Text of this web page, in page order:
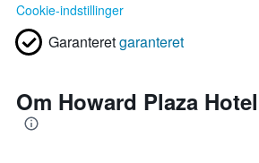
Cookie-indstillinger
Garanteretgaranteret
Om Howard Plaza